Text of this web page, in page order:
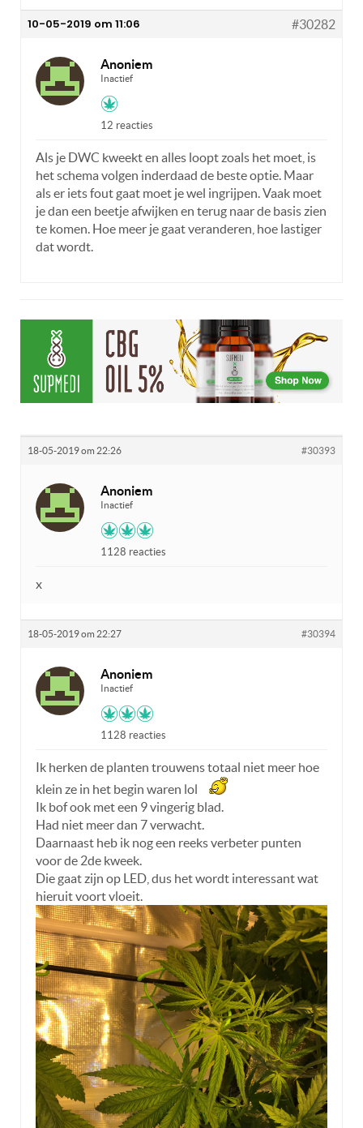
10-05-2019 om 11:06 #30282
Anoniem
Inactief
12 reacties
Als je DWC kweekt en alles loopt zoals het moet, is
het schema volgen inderdaad de beste optie. Maar
als er iets fout gaat moet je wel ingrijpen. Vaak moet
je dan een beetje afwijken en terug naar de basis zien
te komen. Hoe meer je gaat veranderen, hoe lastiger
dat wordt.
18-05-2019 om 22:26 #30393
Anoniem
Inactief
1128 reacties
x
18-05-2019 om 22:27 #30394
Anoniem
Inactief
1128 reacties
Ik herken de planten trouwens totaal niet meer hoe
klein ze in het begin waren lol
Ik bof ook met een 9 vingerig blad.
Had niet meer dan 7 verwacht.
Daarnaast heb ik nog een reeks verbeter punten
voor de 2de kweek.
Die gaat zijn op LED, dus het wordt interessant wat
hieruit voort vloeit.